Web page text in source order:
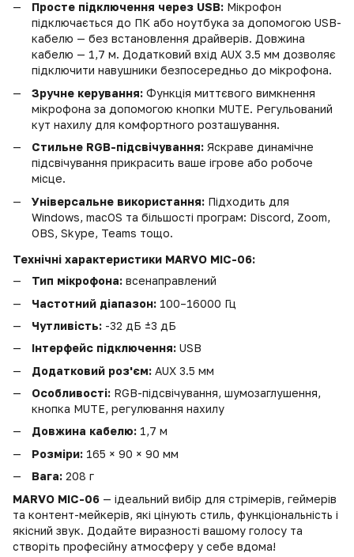
Просте підключення через USB: Мікрофон
підключається до ПК або ноутбука за допомогою USB-
кабелю — без встановлення драйверів. Довжина
кабелю — 1,7 м. Додатковий вхід AUX 3.5 мм дозволяє
підключити навушники безпосередньо до мікрофона.
Зручне керування: Функція миттєвого вимкнення
мікрофона за допомогою кнопки MUTE. Регульований
кут нахилу для комфортного розташування.
Стильне RGB-підсвічування: Яскраве динамічне
підсвічування прикрасить ваше ігрове або робоче
місце.
Універсальне використання: Підходить для
Windows, macOS та більшості програм: Discord, Zoom,
OBS, Skype, Teams тощо.
Технічні характеристики MARVO MIC-06:
Тип мікрофона: всенаправлений
Частотний діапазон: 100–16000 Гц
Чутливість: -32 дБ ±3 дБ
Інтерфейс підключення: USB
Додатковий роз'єм: AUX 3.5 мм
Особливості: RGB-підсвічування, шумозаглушення,
кнопка MUTE, регулювання нахилу
Довжина кабелю: 1,7 м
Розміри: 165 × 90 × 90 мм
Вага: 208 г
MARVO MIC-06 — ідеальний вибір для стрімерів, геймерів
та контент-мейкерів, які цінують стиль, функціональність і
якісний звук. Додайте виразності вашому голосу та
створіть професійну атмосферу у себе вдома!